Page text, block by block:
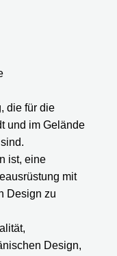
Kontakt mit
die für die
und im Gelände
ist, eine
mit
Design zu
Design,